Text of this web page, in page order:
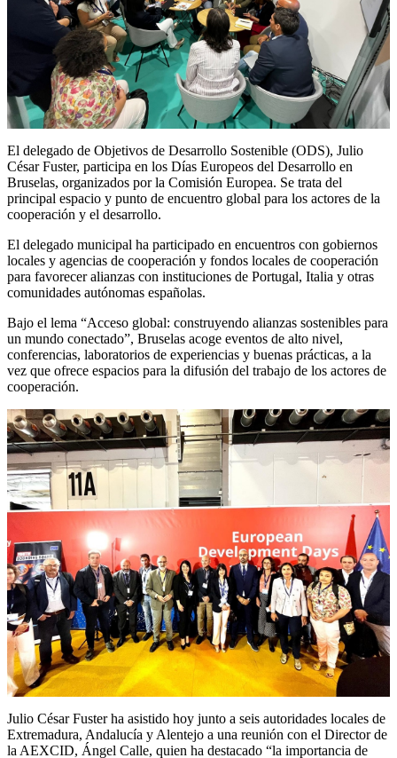
El delegado de Objetivos de Desarrollo Sostenible (ODS), Julio
César Fuster, participa en los Días Europeos del Desarrollo en
Bruselas, organizados por la Comisión Europea. Se trata del
principal espacio y punto de encuentro global para los actores de la
cooperación y el desarrollo.
El delegado municipal ha participado en encuentros con gobiernos
locales y agencias de cooperación y fondos locales de cooperación
para favorecer alianzas con instituciones de Portugal, Italia y otras
comunidades autónomas españolas.
Bajo el lema “Acceso global: construyendo alianzas sostenibles para
un mundo conectado”, Bruselas acoge eventos de alto nivel,
conferencias, laboratorios de experiencias y buenas prácticas, a la
vez que ofrece espacios para la difusión del trabajo de los actores de
cooperación.
Julio César Fuster ha asistido hoy junto a seis autoridades locales de
Extremadura, Andalucía y Alentejo a una reunión con el Director de
la AEXCID, Ángel Calle, quien ha destacado “la importancia de